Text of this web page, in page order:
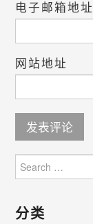
电子邮箱地址
网站地址
for:
分类